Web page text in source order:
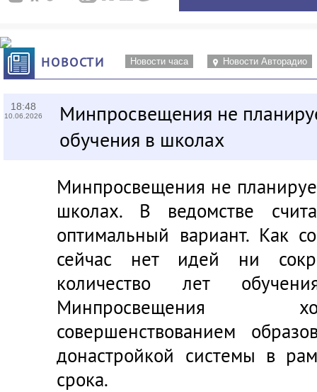
НОВОСТИ Новости часа Новости Авторадио
18:48
10.06.2026
Минпросвещения не
обучения в школах
Минпросвещения не
школах. В ведомстве
оптимальный вариант. Как
сейчас нет идей ни
количество лет
Минпросвещения
совершенствованием
донастройкой системы в
срока.